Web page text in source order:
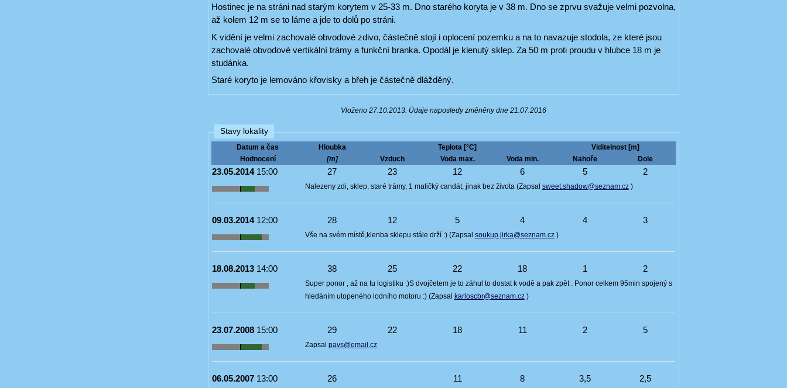
Hostinec je na stráni nad starým korytem v 25-33 m. Dno starého koryta je v 38 m. Dno se zprvu svažuje velmi pozvolna,
až kolem 12 m se to láme a jde to dolů po stráni.
K vidění je velmi zachovalé obvodové zdivo, částečně stojí i oplocení pozemku a na to navazuje stodola, ze které jsou
zachovalé obvodové vertikální trámy a funkční branka. Opodál je klenutý sklep. Za 50 m proti proudu v hlubce 18 m je
studánka.
Staré koryto je lemováno křovisky a břeh je částečně dlážděný.
Vloženo 27.10.2013. Údaje naposledy změněny dne 21.07.2016
Stavy lokality
Datum a čas Hloubka Teplota [°C]
Viditelnost [m]
Hodnocení
[m] Vzduch Voda max. Voda min. Nahoře Dole
23.05.201415:00 27 23 12 6 5 2
Nalezeny zdi, sklep, staré trámy, 1 maličký candát, jinak bez života (Zapsal sweet.shadow@seznam.cz)
09.03.201412:00 28 12 5 4 4 3
Vše na svém místě,klenba sklepu stále drží :) (Zapsal soukup.jirka@seznam.cz)
18.08.201314:00 38 25 22 18 1 2
Super ponor , až na tu logistiku :)S dvojčetem je to záhul to dostat k vodě a pak zpět . Ponor celkem 95min spojený s
hledáním utopeného lodního motoru :) (Zapsal karloscbr@seznam.cz)
23.07.200815:00 29 22 18 11 2 5
Zapsal pavs@email.cz
06.05.200713:00 26 11 8 3,5 2,5